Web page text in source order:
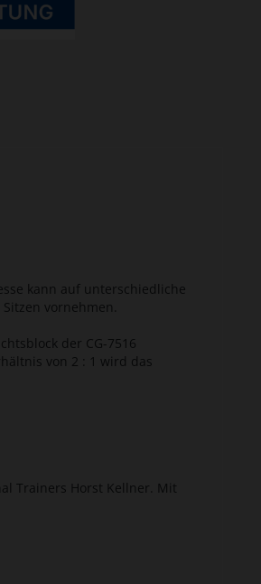
kann auf unterschiedliche
vornehmen.
der CG-7516
von 2 : 1 wird das
Trainers Horst Kellner. Mit